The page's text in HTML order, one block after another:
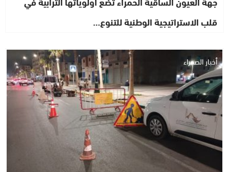
قلب الاستراتيجية الوطنية للتنوع…
أخبار الصحراء